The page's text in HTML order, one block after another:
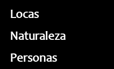
Locas
Naturaleza
Personas